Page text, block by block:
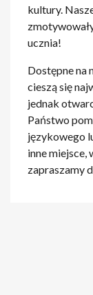
kultury.
ucznia!
Dostępne na
cieszą się
jednak
Państwo
językowego
inne miejsce,
zapraszamy